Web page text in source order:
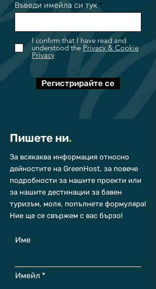
Въведи имейла си тук
I confirm that I have read and
understood the Privacy & Cookie
Privacy
Регистрирайте се
Пишете ни.
За всякаква информация относно
дейностите на GreenHost, за повече
подробности за нашите проекти или
за нашите дестинации за бавен
туризъм, моля, попълнете формуляра!
Ние ще се свържем с вас бързо!
Име
Имейл